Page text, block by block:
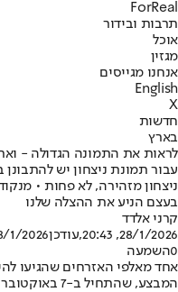
ForReal
תרבות ובידור
אוכל
מגזין
אנחנו מגייסים
English
X
חדשות
בארץ
לראות את התמונה הגדולה -
עבור תמונת ניצחון יש
ניצחון מזהירה, לא פחות •
בעצם הניע את ההצלה שלנו
קרני אלדד
28/1/2026, 20:43
,עודכן2026, 20:43
0השמעה
אחד מאלפי האזרחים שהגיעו
המבצע,